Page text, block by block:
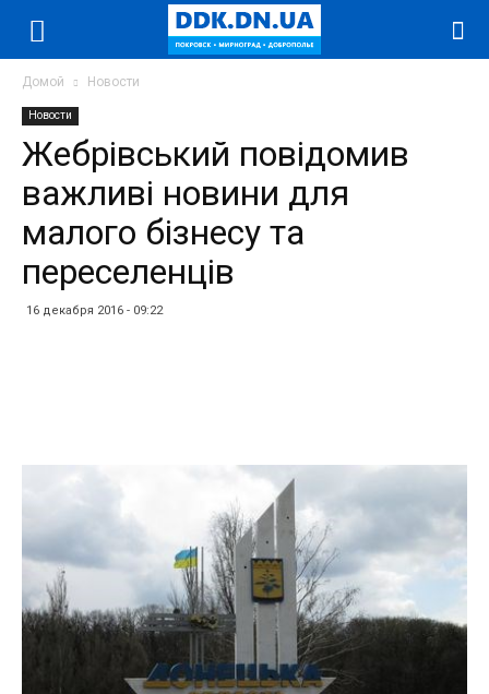
Домой Новости
Новости
Жебрівський повідомив
важливі новини для
малого бізнесу та
переселенців
16 декабря 2016 - 09:22